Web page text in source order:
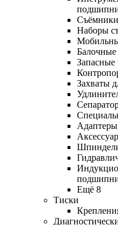
Съёмники
Наборы
Балочные
Запасные
Захваты
Ещё 8
Тиски